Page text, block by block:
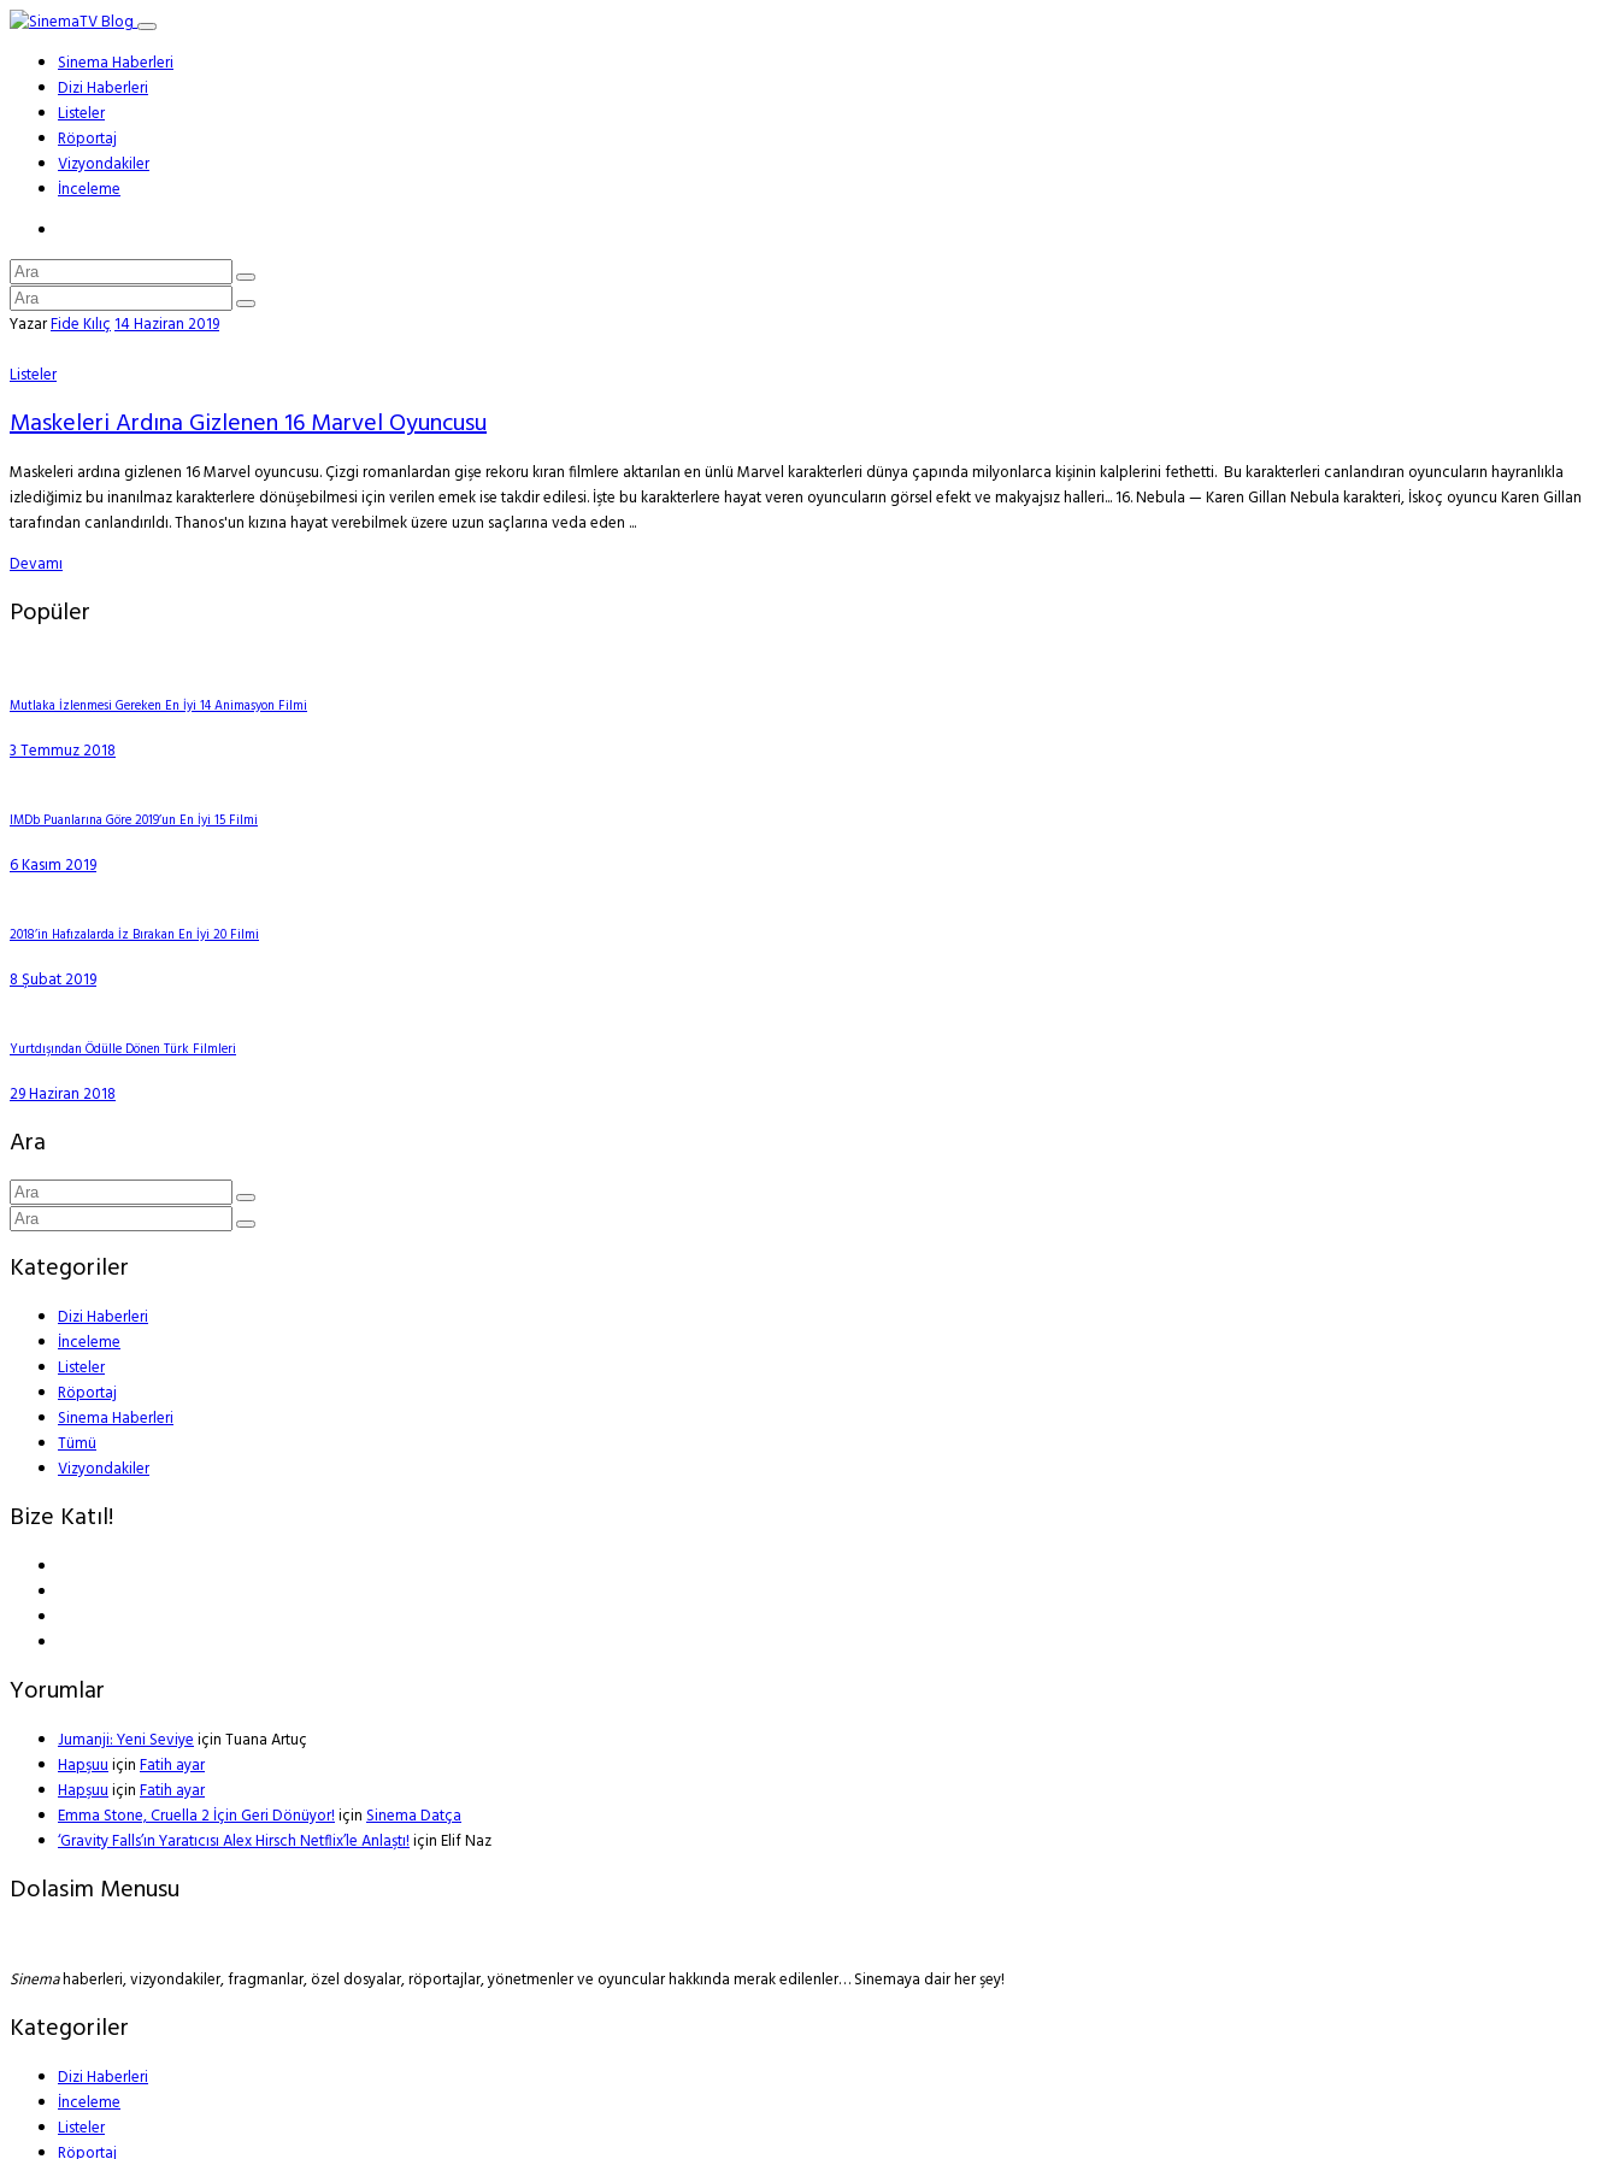
Sinema Haberleri
Dizi Haberleri
Listeler
Röportaj
Vizyondakiler
İnceleme
YazarFide Kılıç14 Haziran 2019
Listeler
Maskeleri Ardına Gizlenen 16 Marvel Oyuncusu
Maskeleri ardına gizlenen 16 Marvel oyuncusu. Çizgi romanlardan gişe rekoru kıran filmlere aktarılan en ünlü Marvel karakterleri dünya çapında milyonlarca kişinin kalplerini fethetti. Bu karakterleri canlandıran oyuncuların hayranlıkla
izlediğimiz bu inanılmaz karakterlere dönüşebilmesi için verilen emek ise takdir edilesi. İşte bu karakterlere hayat veren oyuncuların görsel efekt ve makyajsız halleri... 16. Nebula — Karen Gillan Nebula karakteri, İskoç oyuncu Karen Gillan
tarafından canlandırıldı. Thanos'un kızına hayat verebilmek üzere uzun saçlarına veda eden ...
Devamı
Popüler
Mutlaka İzlenmesi Gereken En İyi 14 Animasyon Filmi
3 Temmuz 2018
IMDb Puanlarına Göre 2019’un En İyi 15 Filmi
6 Kasım 2019
2018’in Hafızalarda İz Bırakan En İyi 20 Filmi
8 Şubat 2019
Yurtdışından Ödülle Dönen Türk Filmleri
29 Haziran 2018
Ara
Kategoriler
Dizi Haberleri
İnceleme
Listeler
Röportaj
Sinema Haberleri
Tümü
Vizyondakiler
Bize Katıl!
Yorumlar
Jumanji: Yeni SeviyeiçinTuana Artuç
HapşuuiçinFatih ayar
HapşuuiçinFatih ayar
Emma Stone, Cruella 2 İçin Geri Dönüyor!içinSinema Datça
‘Gravity Falls’ın Yaratıcısı Alex Hirsch Netflix’le Anlaştı!içinElif Naz
Dolasim Menusu
Sinemahaberleri, vizyondakiler, fragmanlar, özel dosyalar, röportajlar, yönetmenler ve oyuncular hakkında merak edilenler… Sinemaya dair her şey!
Kategoriler
Dizi Haberleri
İnceleme
Listeler
Röportaj